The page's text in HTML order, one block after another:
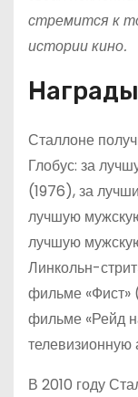
стремится к
истории кино.
Сталлоне
Глобус: за
(1976), за
лучшую
лучшую
Линкольн-
фильме «Фист»
фильме «Рейд
телевизионную
В 2010 году